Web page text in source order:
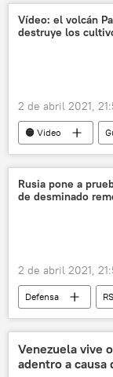
Marte
COVID-19
Vídeo: el volcán
destruye los
2 de abril 2021,
🟠 Video
Rusia pone a
de desminado
2 de abril 2021,
Defensa
Listva
🛡️
Venezuela vive
adentro a causa